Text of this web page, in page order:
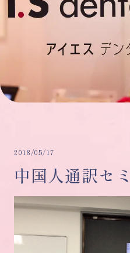
2018/05/17
中国人通訳セ